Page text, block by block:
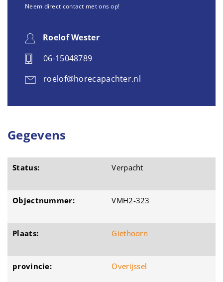
Neem direct contact met ons op!
Roelof Wester
06-15048789
roelof@horecapachter.nl
Gegevens
Status: Verpacht
Objectnummer: VMH2-323
Plaats: Giethoorn
provincie: Overijssel